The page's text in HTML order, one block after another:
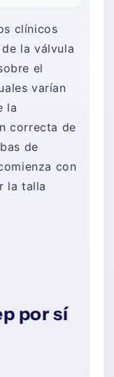
clínicos
la válvula
el
varían
la
correcta de
de
con
la talla
por sí